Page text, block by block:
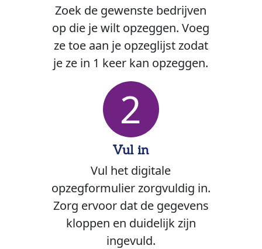
Zoek de gewenste bedrijven
op die je wilt opzeggen. Voeg
ze toe aan je opzeglijst zodat
je ze in 1 keer kan opzeggen.
2
Vul in
Vul het digitale
opzegformulier zorgvuldig in.
Zorg ervoor dat de gegevens
kloppen en duidelijk zijn
ingevuld.